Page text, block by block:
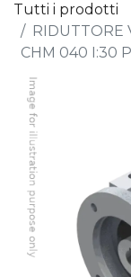
Tutti i prodotti
RIDUTTORE
CHM 040 I:30